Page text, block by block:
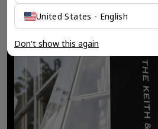
United States - English
Don't show this again